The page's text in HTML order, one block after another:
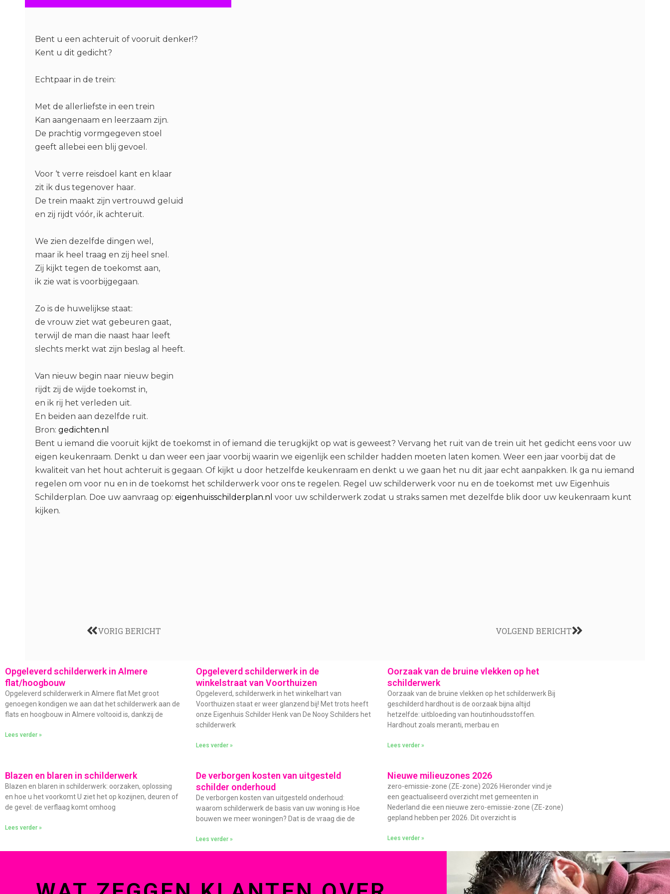
Bent u een achteruit of vooruit denker!?
Kent u dit gedicht?
Echtpaar in de trein:
Met de allerliefste in een trein
Kan aangenaam en leerzaam zijn.
De prachtig vormgegeven stoel
geeft allebei een blij gevoel.
Voor ‘t verre reisdoel kant en klaar
zit ik dus tegenover haar.
De trein maakt zijn vertrouwd geluid
en zij rijdt vóór, ik achteruit.
We zien dezelfde dingen wel,
maar ik heel traag en zij heel snel.
Zij kijkt tegen de toekomst aan,
ik zie wat is voorbijgegaan.
Zo is de huwelijkse staat:
de vrouw ziet wat gebeuren gaat,
terwijl de man die naast haar leeft
slechts merkt wat zijn beslag al heeft.
Van nieuw begin naar nieuw begin
rijdt zij de wijde toekomst in,
en ik rij het verleden uit.
En beiden aan dezelfde ruit.
Bron: gedichten.nl
Bent u iemand die vooruit kijkt de toekomst in of iemand die terugkijkt op wat is geweest? Vervang het ruit van de trein uit het gedicht eens voor uw
eigen keukenraam. Denkt u dan weer een jaar voorbij waarin we eigenlijk een schilder hadden moeten laten komen. Weer een jaar voorbij dat de
kwaliteit van het hout achteruit is gegaan. Of kijkt u door hetzelfde keukenraam en denkt u we gaan het nu dit jaar echt aanpakken. Ik ga nu iemand
regelen om voor nu en in de toekomst het schilderwerk voor ons te regelen. Regel uw schilderwerk voor nu en de toekomst met uw Eigenhuis
Schilderplan. Doe uw aanvraag op: eigenhuisschilderplan.nl voor uw schilderwerk zodat u straks samen met dezelfde blik door uw keukenraam kunt
kijken.
VORIG BERICHT VOLGEND BERICHT
Opgeleverd schilderwerk in Almere
flat/hoogbouw
Opgeleverd schilderwerk in Almere flat Met groot
genoegen kondigen we aan dat het schilderwerk aan de
flats en hoogbouw in Almere voltooid is, dankzij de
Lees verder »
Opgeleverd schilderwerk in de
winkelstraat van Voorthuizen
Opgeleverd, schilderwerk in het winkelhart van
Voorthuizen staat er weer glanzend bij! Met trots heeft
onze Eigenhuis Schilder Henk van De Nooy Schilders het
schilderwerk
Lees verder »
Oorzaak van de bruine vlekken op het
schilderwerk
Oorzaak van de bruine vlekken op het schilderwerk Bij
geschilderd hardhout is de oorzaak bijna altijd
hetzelfde: uitbloeding van houtinhoudsstoffen.
Hardhout zoals meranti, merbau en
Lees verder »
Blazen en blaren in schilderwerk
Blazen en blaren in schilderwerk: oorzaken, oplossing
en hoe u het voorkomt U ziet het op kozijnen, deuren of
de gevel: de verflaag komt omhoog
Lees verder »
De verborgen kosten van uitgesteld
schilder onderhoud
De verborgen kosten van uitgesteld onderhoud:
waarom schilderwerk de basis van uw woning is Hoe
bouwen we meer woningen? Dat is de vraag die de
Lees verder »
Nieuwe milieuzones 2026
zero-emissie-zone (ZE-zone) 2026 Hieronder vind je
een geactualiseerd overzicht met gemeenten in
Nederland die een nieuwe zero-emissie-zone (ZE-zone)
gepland hebben per 2026. Dit overzicht is
Lees verder »